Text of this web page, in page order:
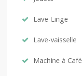
Lave-Linge
Lave-vaisselle
Machine à Café